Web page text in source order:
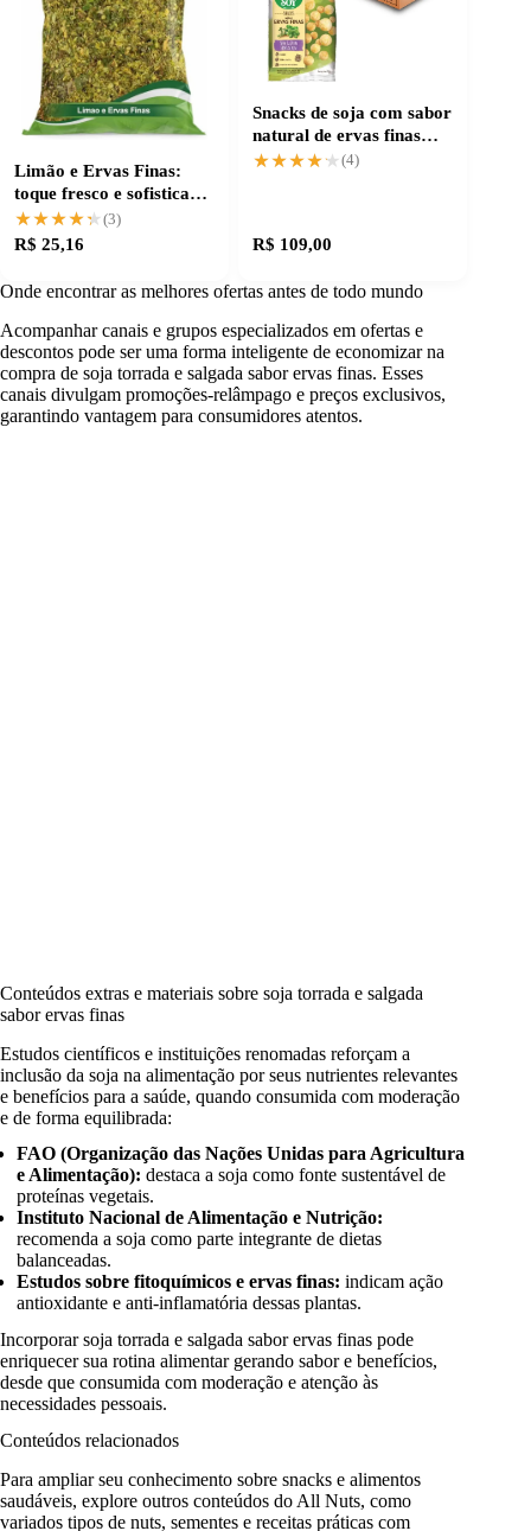
Limão e Ervas Finas:
toque fresco e sofisticado
para suas receitas
★★★★★
★★★★★ (3)
R$ 25,16
Snacks de soja com sabor
natural de ervas finas
para petiscar
★★★★★
★★★★★(4)
R$ 109,00
Onde encontrar as melhores ofertas antes de todo mundo
Acompanhar canais e grupos especializados em ofertas e
descontos pode ser uma forma inteligente de economizar na
compra de soja torrada e salgada sabor ervas finas. Esses
canais divulgam promoções-relâmpago e preços exclusivos,
garantindo vantagem para consumidores atentos.
Conteúdos extras e materiais sobre soja torrada e salgada
sabor ervas finas
Estudos científicos e instituições renomadas reforçam a
inclusão da soja na alimentação por seus nutrientes relevantes
e benefícios para a saúde, quando consumida com moderação
e de forma equilibrada:
FAO (Organização das Nações Unidas para Agricultura
e Alimentação): destaca a soja como fonte sustentável de
proteínas vegetais.
Instituto Nacional de Alimentação e Nutrição:
recomenda a soja como parte integrante de dietas
balanceadas.
Estudos sobre fitoquímicos e ervas finas: indicam ação
antioxidante e anti-inflamatória dessas plantas.
Incorporar soja torrada e salgada sabor ervas finas pode
enriquecer sua rotina alimentar gerando sabor e benefícios,
desde que consumida com moderação e atenção às
necessidades pessoais.
Conteúdos relacionados
Para ampliar seu conhecimento sobre snacks e alimentos
saudáveis, explore outros conteúdos do All Nuts, como
variados tipos de nuts, sementes e receitas práticas com